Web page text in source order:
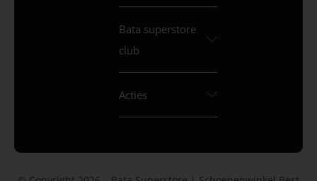
Bata superstore
club
Acties